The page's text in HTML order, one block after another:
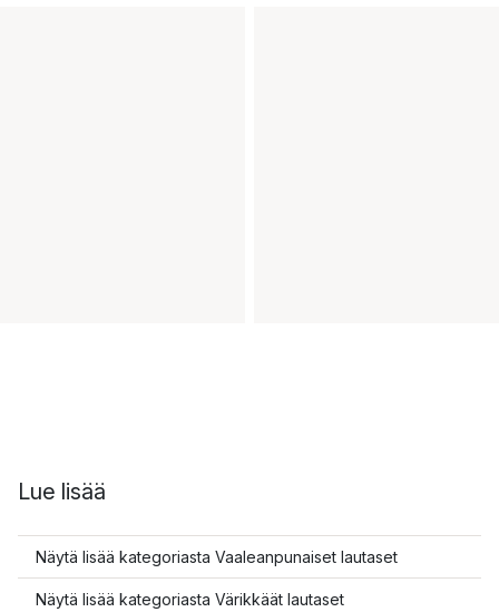
Lue lisää
Näytä lisää kategoriasta Vaaleanpunaiset lautaset
Näytä lisää kategoriasta Värikkäät lautaset